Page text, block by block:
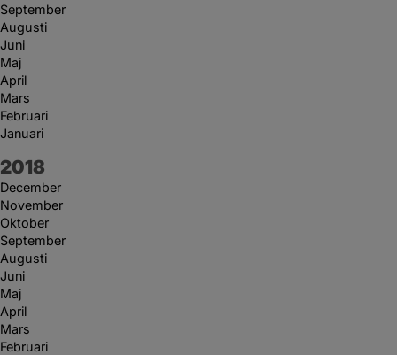
September
Augusti
Juni
Maj
April
Mars
Februari
Januari
År:
2018
December
November
Oktober
September
Augusti
Juni
Maj
April
Mars
Februari